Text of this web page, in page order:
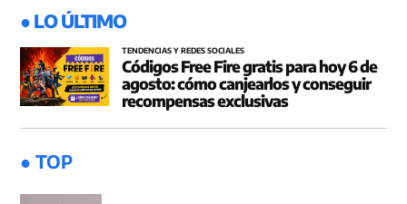
● LO ÚLTIMO
TENDENCIAS Y REDES SOCIALES
Códigos Free Fire gratis para hoy 6 de
agosto: cómo canjearlos y conseguir
recompensas exclusivas
● TOP